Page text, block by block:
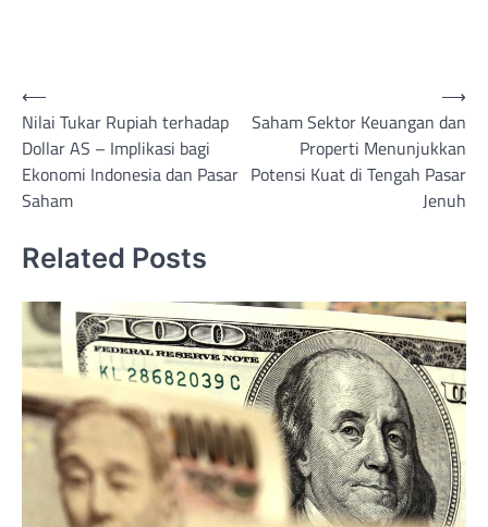
Post
navigation
⟵
Nilai Tukar Rupiah terhadap
Dollar AS – Implikasi bagi
Ekonomi Indonesia dan Pasar
Saham
Saham Sektor Keuangan dan
Properti Menunjukkan
Potensi Kuat di Tengah Pasar
Jenuh
⟶
Related Posts